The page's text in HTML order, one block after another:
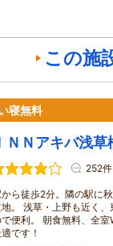
この施
寝無料
ＮＮアキバ浅草
252件
ら徒歩2分。隣の駅に
。 浅草・上野も近く
で便利。 朝食無料、全
です！